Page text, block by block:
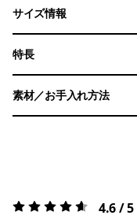
サイズ情報
特長
素材／お手入れ方法
評価:4.6 / 5 4.6 / 5